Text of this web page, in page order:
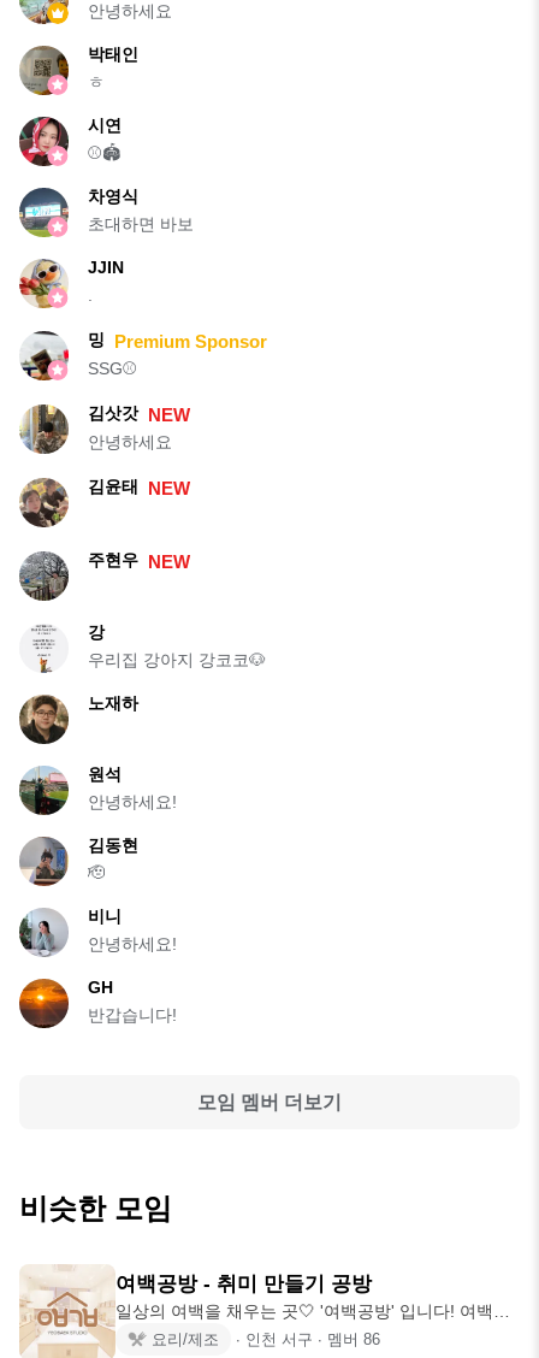
안녕하세요
박태인
ㅎ
시연
⚾️🏟️
차영식
초대하면 바보
JJIN
.
밍 Premium Sponsor
SSG⚾️
김삿갓 NEW
안녕하세요
김윤태 NEW
주현우 NEW
강
우리집 강아지 강코코🐶
노재하
원석
안녕하세요!
김동현
🫡
비니
안녕하세요!
GH
반갑습니다!
모임 멤버 더보기
비슷한 모임
여백공방 - 취미 만들기 공방
일상의 여백을 채우는 곳🤍 '여백공방' 입니다! 여백공
방에서는 ‘만들어
요리/제조 ∙ 인천 서구 ∙ 멤버 86